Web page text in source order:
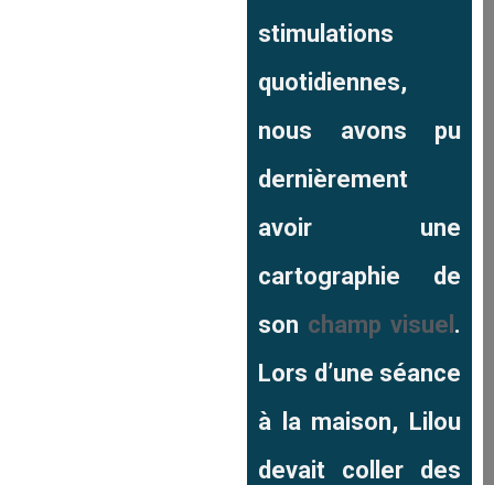
stimulations
quotidiennes,
nous avons pu
dernièrement
avoir une
cartographie de
son champ visuel .
Lors d’une séance
à la maison, Lilou
devait coller des